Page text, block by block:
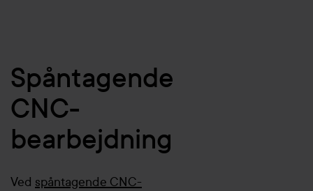
Spåntagende
CNC-
bearbejdning
Ved spåntagende CNC-